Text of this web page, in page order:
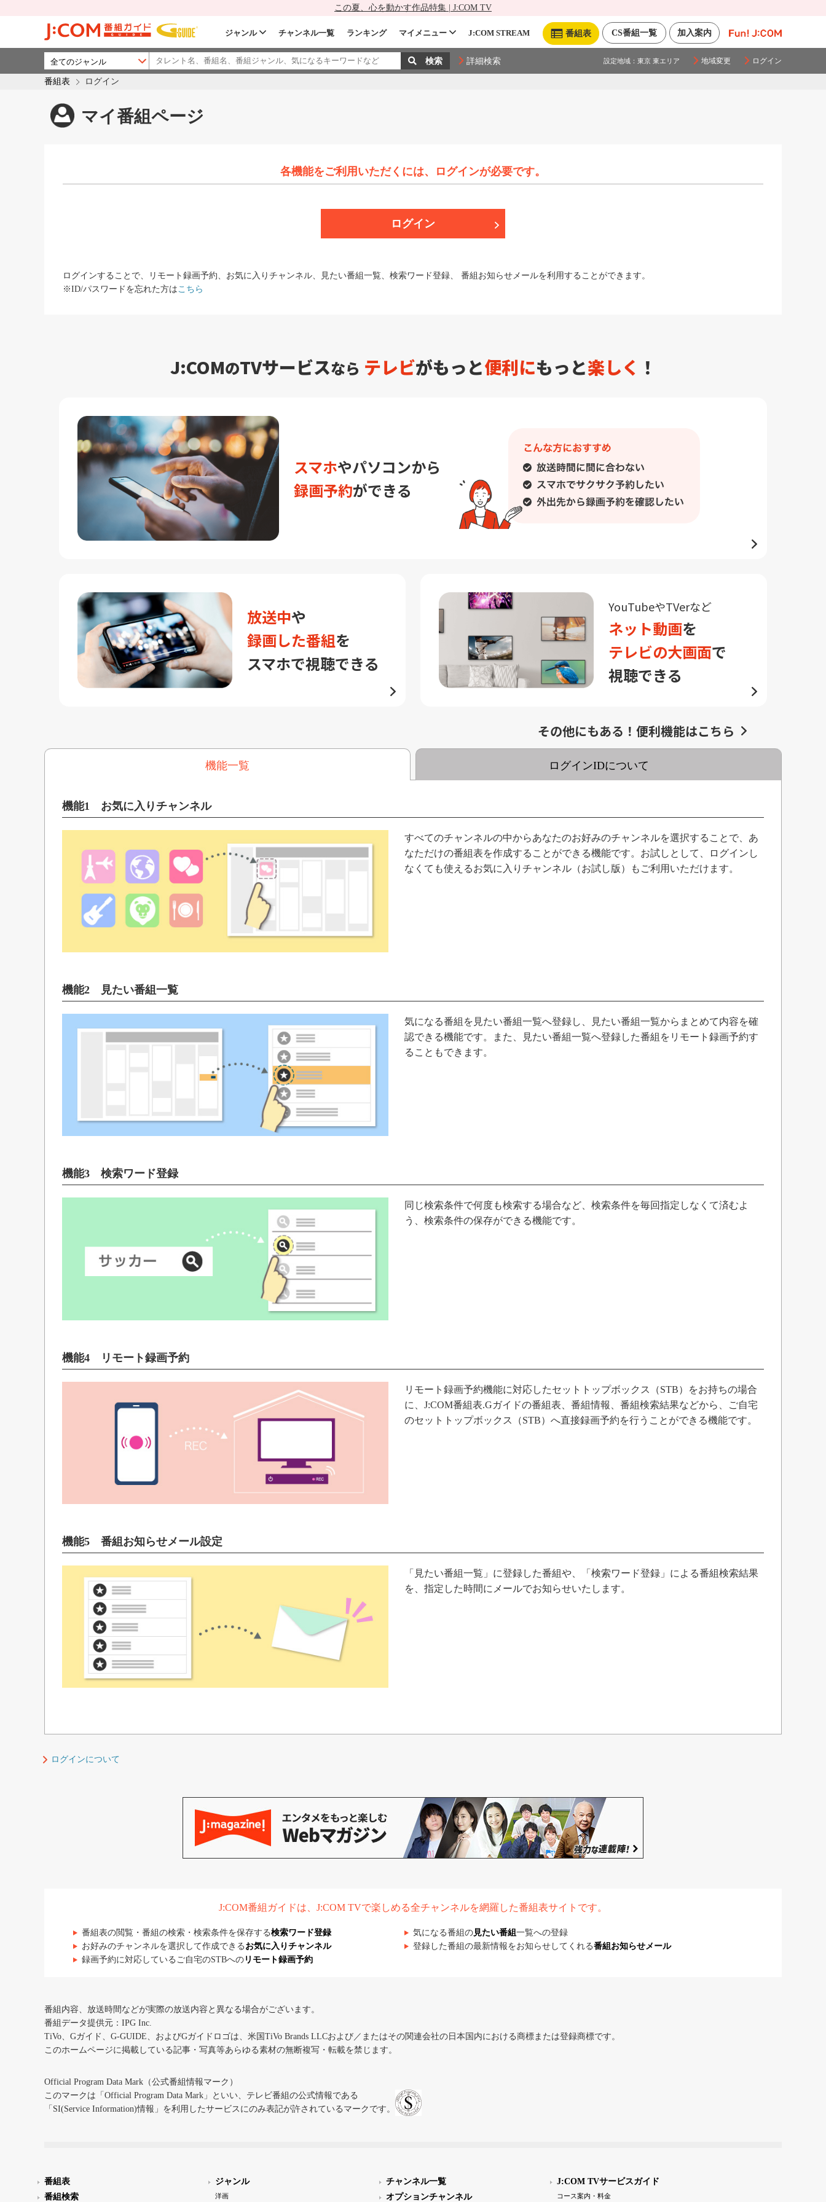
この夏、心を動かす作品特集 | J:COM TV
加入案内
CS番組一覧
番組表
ジャンル チャンネル一覧 ランキング マイメニュー J:COM STREAM
詳細検索 設定地域： 東京 東エリア 地域変更 ログイン
番組表 ログイン
マイ番組ページ
各機能をご利用いただくには、 ログインが必要です。
ログイン
ログインすることで、リモート録画予約、お気に入りチャンネル、見たい番組一覧、検索ワード登録、 番組お知らせメールを利用することができます。
※ID/パスワードを忘れた方はこちら
J:COMのTVサービスなら テレビがもっと便利にもっと楽しく ！
スマホやパソコンから
録画予約ができる
放送中や
録画した番組を
スマホで視聴できる
YouTubeやTVerなど
ネット動画を
テレビの大画面で
視聴できる
その他にもある！便利機能はこちら
機能一覧 ログインIDについて
機能1 お気に入りチャンネル
すべてのチャンネルの中からあなたのお好みのチャンネルを選択することで、あ
なただけの番組表を作成することができる機能です。お試しとして、ログインし
なくても使えるお気に入りチャンネル（お試し版）もご利用いただけます。
機能2 見たい番組一覧
気になる番組を見たい番組一覧へ登録し、見たい番組一覧からまとめて内容を確
認できる機能です。また、見たい番組一覧へ登録した番組をリモート録画予約す
ることもできます。
機能3 検索ワード登録
同じ検索条件で何度も検索する場合など、検索条件を毎回指定しなくて済むよ
う、検索条件の保存ができる機能です。
機能4 リモート録画予約
リモート録画予約機能に対応したセットトップボックス（STB）をお持ちの場合
に、J:COM番組表.Gガイドの番組表、番組情報、番組検索結果などから、ご自宅
のセットトップボックス（STB）へ直接録画予約を行うことができる機能です。
機能5 番組お知らせメール設定
「見たい番組一覧」に登録した番組や、「検索ワード登録」による番組検索結果
を、指定した時間にメールでお知らせいたします。
ログインについて
J:COM番組ガイドは、J:COM TVで楽しめる全チャンネルを網羅した番組表サイトです。
番組表の閲覧・番組の検索・検索条件を保存する検索ワード登録 気になる番組の 見たい番組 一覧への登録
お好みのチャンネルを選択して作成できる お気に入りチャンネル 登録した番組の最新情報をお知らせしてくれる番組お知らせメール
録画予約に対応しているご自宅のSTBへの リモート録画予約
番組内容、放送時間などが実際の放送内容と異なる場合がございます。
番組データ提供元：IPG Inc.
TiVo、Gガイド、G-GUIDE、およびGガイドロゴは、米国TiVo Brands LLCおよび／またはその関連会社の日本国内における商標または登録商標です。
このホームページに掲載している記事・写真等あらゆる素材の無断複写・転載を禁じます。
Official Program Data Mark（公式番組情報マーク）
このマークは「Official Program Data Mark」といい、テレビ番組の公式情報である
「SI(Service Information)情報」を利用したサービスにのみ表記が許されているマークです。
番組表
番組検索
ジャンル
洋画
チャンネル一覧
オプションチャンネル
J:COM TVサービスガイド
コース案内・料金